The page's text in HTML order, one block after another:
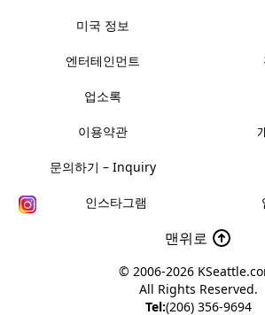
미국 정보
엔터테인먼트
업소록
이용약관
문의하기 – Inquiry
인스타그램
맨위로
© 2006-2026
All Rights Reserved.
Tel:(206) 356-9694